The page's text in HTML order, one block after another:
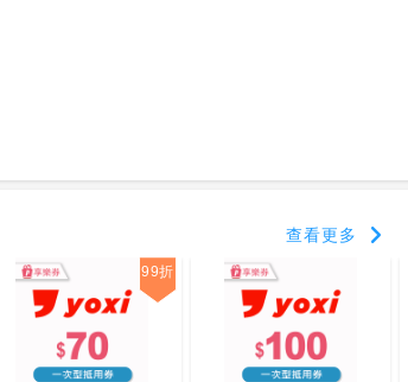
查看更多
99折